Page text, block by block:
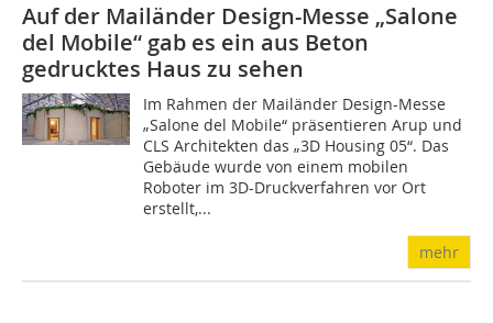
Auf der Mailänder Design-Messe „Salone
del Mobile“ gab es ein aus Beton
gedrucktes Haus zu sehen
Im Rahmen der Mailänder Design-Messe
„Salone del ­Mobile“ präsentieren Arup und
CLS Architekten das „3D Housing 05“. Das
Gebäude wurde von einem mobilen
Roboter im 3D-Druckverfahren vor Ort
erstellt,...
mehr